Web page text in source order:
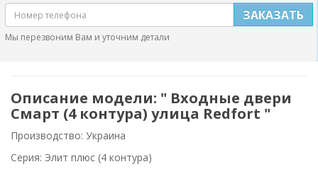
ЗАКАЗАТЬ
Мы перезвоним Вам и уточним детали
Описание модели: " Входные двери
Смарт (4 контура) улица Redfort "
Производство: Украина
Серия: Элит плюс (4 контура)